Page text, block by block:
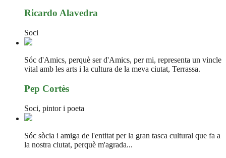
Ricardo Alavedra
Soci
Sóc d'Amics, perquè ser d'Amics, per mi, representa un vincle
vital amb les arts i la cultura de la meva ciutat, Terrassa.
Pep Cortès
Soci, pintor i poeta
Sóc sòcia i amiga de l'entitat per la gran tasca cultural que fa a
la nostra ciutat, perquè m'agrada...